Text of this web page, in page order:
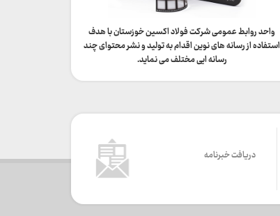
واحد روابط عمومی شرکت فولاد اکسین خوزستان با هدف
استفاده از رسانه های نوین اقدام به تولید و نشر محتوای چند
رسانه ایی مختلف می نماید.
دریافت خبرنامه